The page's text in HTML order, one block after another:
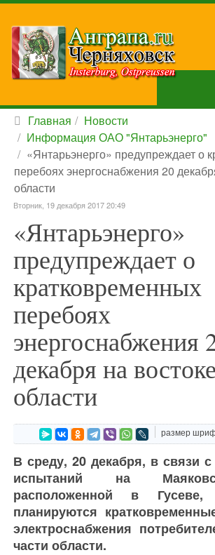
Главная
Новости
Информация ОАО "Янтарьэнерго"
«Янтарьэнерго» предупреждает о
перебоях энергоснабжения 20
области
Вторник, 19 декабря 2017 20:49
«Янтарьэнерго»
предупреждает о
кратковременных
перебоях
энергоснабжения
декабря на востоке
области
размер
В среду, 20 декабря, в связи
испытаний на
расположенной в
планируются
электроснабжения
части области.